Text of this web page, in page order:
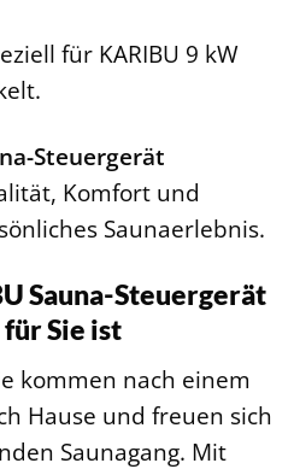
für KARIBU 9 kW
Steuergerät
Komfort und
Saunaerlebnis.
Sauna-Steuergerät
Sie ist
kommen nach einem
Hause und freuen sich
Saunagang. Mit